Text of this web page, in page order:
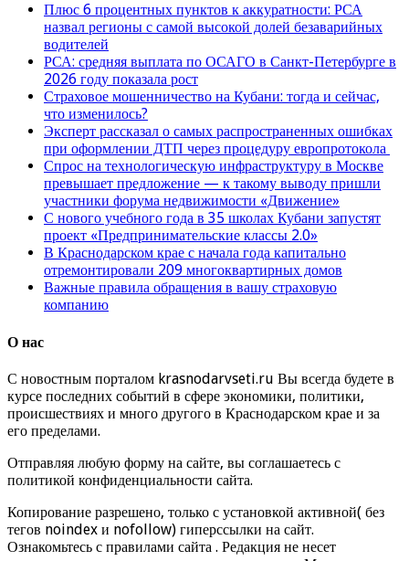
Плюс 6 процентных пунктов к аккуратности: РСА
назвал регионы с самой высокой долей безаварийных
водителей
РСА: средняя выплата по ОСАГО в Санкт-Петербурге в
2026 году показала рост
Страховое мошенничество на Кубани: тогда и сейчас,
что изменилось?
Эксперт рассказал о самых распространенных ошибках
при оформлении ДТП через процедуру европротокола
Спрос на технологическую инфраструктуру в Москве
превышает предложение — к такому выводу пришли
участники форума недвижимости «Движение»
С нового учебного года в 35 школах Кубани запустят
проект «Предпринимательские классы 2.0»
В Краснодарском крае с начала года капитально
отремонтировали 209 многоквартирных домов
Важные правила обращения в вашу страховую
компанию
О нас
С новостным порталом krasnodarvseti.ru Вы всегда будете в
курсе последних событий в сфере экономики, политики,
происшествиях и много другого в Краснодарском крае и за
его пределами.
Отправляя любую форму на сайте, вы соглашаетесь с
политикой конфиденциальности сайта.
Копирование разрешено, только с установкой активной( без
тегов noindex и nofollow) гиперссылки на сайт.
Ознакомьтесь с правилами сайта . Редакция не несет